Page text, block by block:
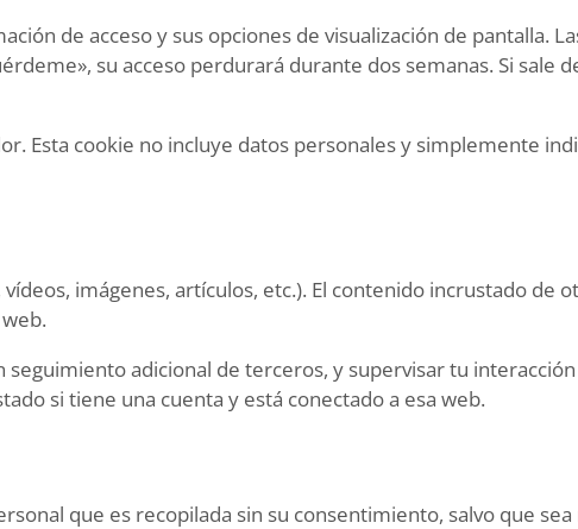
de acceso y sus opciones de visualización de pantalla.
su acceso perdurará durante dos semanas. Si sale
Esta cookie no incluye datos personales y simplemente
imágenes, artículos, etc.). El contenido incrustado de
adicional de terceros, y supervisar tu
si tiene una cuenta y está conectado a esa web.
que es recopilada sin su consentimiento, salvo que